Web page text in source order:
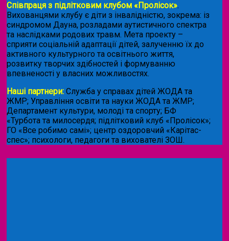
Співпраця з підлітковим клубом «Пролісок».
Вихованцями клубу є діти з інвалідністю, зокрема: із
синдромом Дауна, розладами аутистичного спектра
та наслідками родових травм. Мета проекту –
сприяти соціальній адаптації дітей, залученню їх до
активного культурного та освітнього життя,
розвитку творчих здібностей і формуванню
впевненості у власних можливостях.
Наші партнери: Служба у справах дітей ЖОДА та
ЖМР; Управління освіти та науки ЖОДА та ЖМР;
Департамент культури, молоді та спорту; БФ
«Турбота та милосердя; підлітковий клуб «Пролісок»;
ГО «Все робимо самі»; центр оздоровчий «Карітас-
спес»; психологи, педагоги та вихователі ЗОШ.